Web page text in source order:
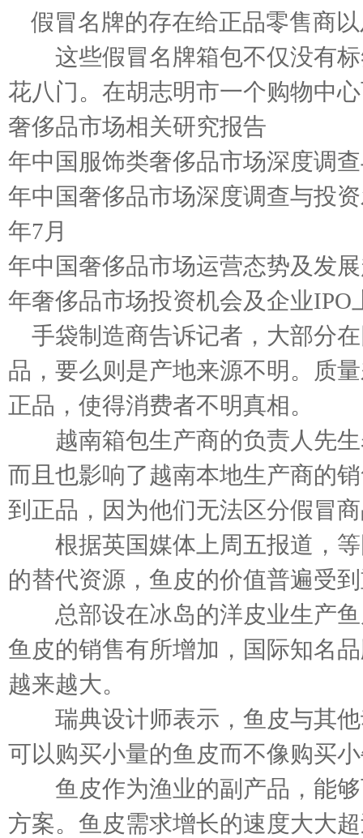
假冒名牌的存在给正品零售商
这些假冒名牌箱包不仅没有标
花八门。在胡志明市一个购物中
奢侈品市场相关研究报告
年中国服饰类奢侈品市场深度调
年中国奢侈品市场深度调查与投
年7月
年中国奢侈品市场运营态势及发
年奢侈品市场投资机会及企业IPO
手袋制造商告诉记者，大部分
品，要么则是产地来源不明。质
正品，使得消费者不明真相。
越南箱包生产商的负责人先生
而且也影响了越南本地生产商的
到正品，因为他们无法区分假冒
根据英国媒体上周五报道，等
的替代资源，鱼皮的价值普遍受
总部设在冰岛的洋皮业生产鱼
鱼皮的销售有所增加，国际知名
越来越大。
瑞典设计师表示，鱼皮与其他
可以购买小量的鱼皮而不像购买
鱼皮作为渔业的副产品，能够
方案。鱼皮需求增长的速度大大